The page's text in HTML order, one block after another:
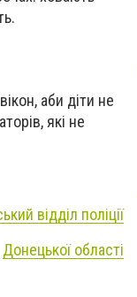
аби діти не
які не
відділ поліції
Донецької області